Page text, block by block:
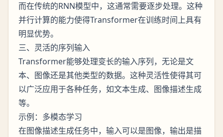
而在传统的RNN模型中，这通常需要逐步处理。这种
并行计算的能力使得Transformer在训练时间上具有
明显优势。
三、灵活的序列输入
Transformer能够处理变长的输入序列，无论是文
本、图像还是其他类型的数据。这种灵活性使得其可
以广泛应用于各种任务，如文本生成、图像描述生成
等。
示例：多模态学习
在图像描述生成任务中，输入可以是图像，输出是描